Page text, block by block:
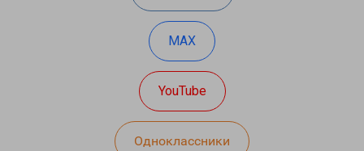
MAX
YouTube
Одноклассники